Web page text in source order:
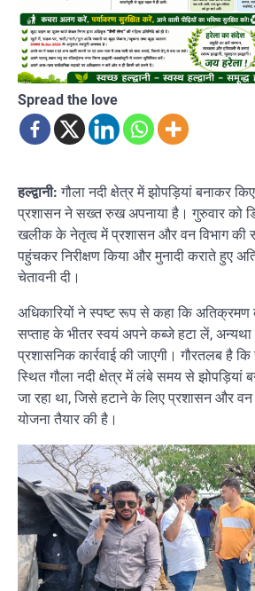
Spread the love
हल्द्वानी:गौला नदी क्षेत्र में झोपड़ियां बनाकर
प्रशासन ने सख्त रुख अपनाया है। गुरुवार को
खलीक के नेतृत्व में प्रशासन और वन विभाग की
पहुंचकर निरीक्षण किया और मुनादी कराते हुए
चेतावनी दी।
अधिकारियों ने स्पष्ट रूप से कहा कि
सप्ताह के भीतर स्वयं अपने कब्जे हटा लें,
प्रशासनिक कार्रवाई की जाएगी। गौरतलब है
स्थित गौला नदी क्षेत्र में लंबे समय से झोपड़ियां
जा रहा था, जिसे हटाने के लिए प्रशासन और
योजना तैयार की है।